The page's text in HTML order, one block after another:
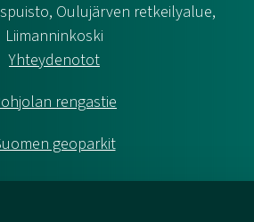
Oulujärven retkeilyalue,
Liimanninkoski
Yhteydenotot
rengastie
geoparkit